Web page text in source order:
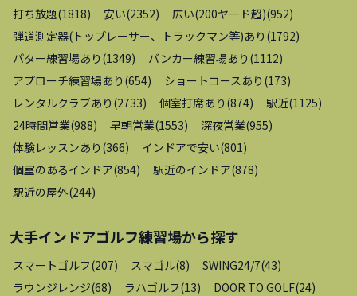
打ち放題(1818) 安い(2352) 広い(200ヤード超)(952)
弾道測定器(トップレーサー、トラックマン等)あり (1792)
パター練習場あり (1349) バンカー練習場あり (1112)
アプローチ練習場あり (654) ショートコースあり (173)
レンタルクラブあり (2733) 個室打席あり (874) 駅近(1125)
24時間営業(988) 早朝営業(1553) 深夜営業(955)
体験レッスンあり (366) インドアで安い(801 )
個室のあるインドア(854) 駅近のインドア(878)
駅近の屋外(244)
大手インドアゴルフ練習場から探す
スマートゴルフ(207) スマゴル(8) SWING24/7(43)
ラウンジレンジ(68) ラハゴルフ(13) DOOR TO GOLF(24)